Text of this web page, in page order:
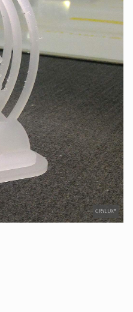
CRYLUX®